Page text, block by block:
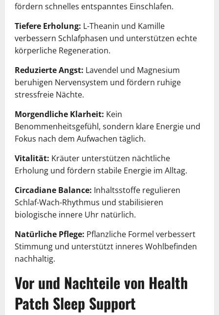
fördern schnelles entspanntes Einschlafen.
Tiefere Erholung: L-Theanin und Kamille
verbessern Schlafphasen und unterstützen echte
körperliche Regeneration.
Reduzierte Angst: Lavendel und Magnesium
beruhigen Nervensystem und fördern ruhige
stressfreie Nächte.
Morgendliche Klarheit: Kein
Benommenheitsgefühl, sondern klare Energie und
Fokus nach dem Aufwachen täglich.
Vitalität: Kräuter unterstützen nächtliche
Erholung und fördern stabile Energie im Alltag.
Circadiane Balance: Inhaltsstoffe regulieren
Schlaf-Wach-Rhythmus und stabilisieren
biologische innere Uhr natürlich.
Natürliche Pflege: Pflanzliche Formel verbessert
Stimmung und unterstützt inneres Wohlbefinden
nachhaltig.
Vor und Nachteile von Health
Patch Sleep Support